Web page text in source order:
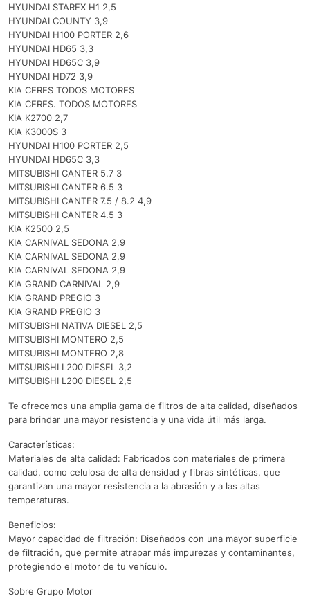
HYUNDAI STAREX H1 2,5
HYUNDAI COUNTY 3,9
HYUNDAI H100 PORTER 2,6
HYUNDAI HD65 3,3
HYUNDAI HD65C 3,9
HYUNDAI HD72 3,9
KIA CERES TODOS MOTORES
KIA CERES. TODOS MOTORES
KIA K2700 2,7
KIA K3000S 3
HYUNDAI H100 PORTER 2,5
HYUNDAI HD65C 3,3
MITSUBISHI CANTER 5.7 3
MITSUBISHI CANTER 6.5 3
MITSUBISHI CANTER 7.5 / 8.2 4,9
MITSUBISHI CANTER 4.5 3
KIA K2500 2,5
KIA CARNIVAL SEDONA 2,9
KIA CARNIVAL SEDONA 2,9
KIA CARNIVAL SEDONA 2,9
KIA GRAND CARNIVAL 2,9
KIA GRAND PREGIO 3
KIA GRAND PREGIO 3
MITSUBISHI NATIVA DIESEL 2,5
MITSUBISHI MONTERO 2,5
MITSUBISHI MONTERO 2,8
MITSUBISHI L200 DIESEL 3,2
MITSUBISHI L200 DIESEL 2,5
Te ofrecemos una amplia gama de filtros de alta calidad, diseñados
para brindar una mayor resistencia y una vida útil más larga.
Características:
Materiales de alta calidad: Fabricados con materiales de primera
calidad, como celulosa de alta densidad y fibras sintéticas, que
garantizan una mayor resistencia a la abrasión y a las altas
temperaturas.
Beneficios:
Mayor capacidad de filtración: Diseñados con una mayor superficie
de filtración, que permite atrapar más impurezas y contaminantes,
protegiendo el motor de tu vehículo.
Sobre Grupo Motor